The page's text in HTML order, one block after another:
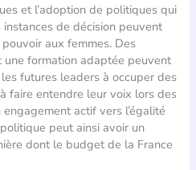
et l’adoption de politiques qui
de décision peuvent
aux femmes. Des
formation adaptée peuvent
futures leaders à occuper des
faire entendre leur voix lors des
actif vers l’égalité
peut ainsi avoir un
dont le budget de la France